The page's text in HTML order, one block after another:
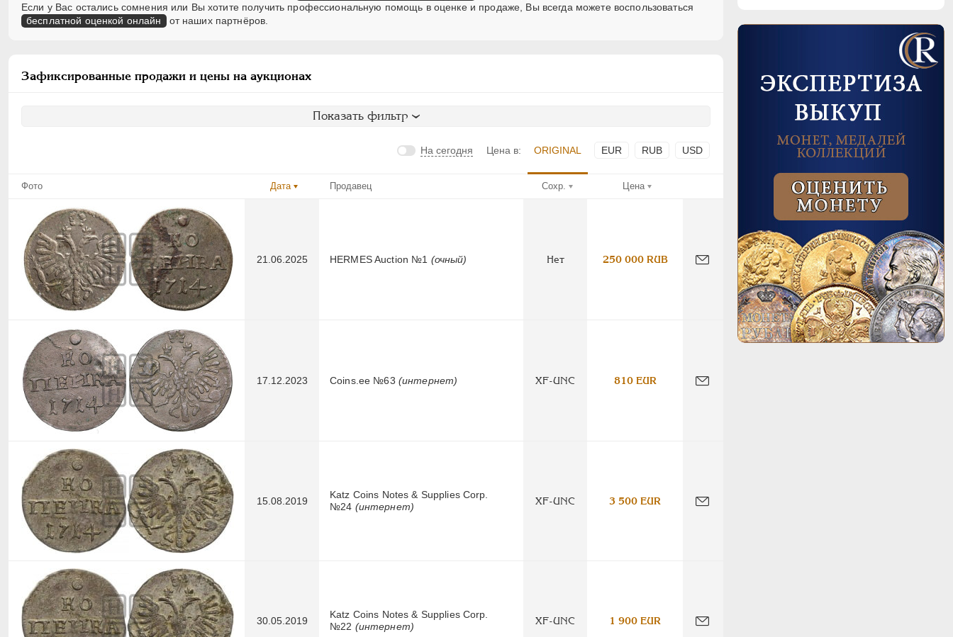
Если у Вас остались сомнения или Вы хотите получить профессиональную помощь в оценке и продаже, Вы всегда можете воспользоваться
бесплатной оценкой онлайн от наших партнёров.
Зафиксированные продажи и цены на аукционах
Показать фильтр
На сегодня Цена в: ORIGINAL EUR RUB USD
Фото Дата Продавец Сохр. Цена
21.06.2025 HERMES Auction №1 (очный) Нет 250 000 RUB
17.12.2023 Coins.ee №63 (интернет) XF-UNC 810 EUR
15.08.2019
Katz Coins Notes & Supplies Corp.
№24 (интернет)
XF-UNC 3 500 EUR
30.05.2019
Katz Coins Notes & Supplies Corp.
№22 (интернет)
XF-UNC 1 900 EUR